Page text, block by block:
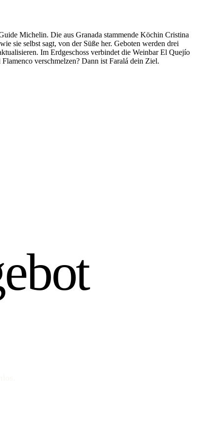
Michelin. Die aus Granada stammende Köchin Cristina
sie selbst sagt, von der Süße her. Geboten werden drei
Im Erdgeschoss verbindet die Weinbar El Quejío
verschmelzen? Dann ist Faralá dein Ziel.